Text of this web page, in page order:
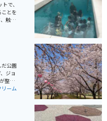
で、
とを
触れ
す。
ー
の建
きる
年以降
価値
によ
ゆっ
だ公園
ジョ
整備
ンな
ルフ
リーム